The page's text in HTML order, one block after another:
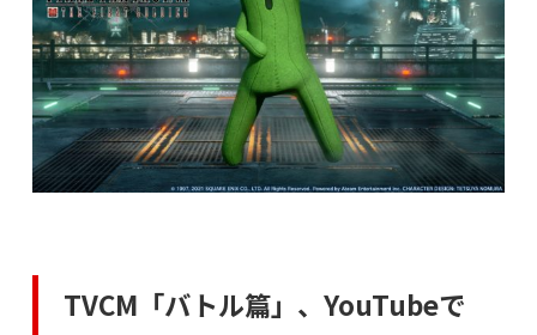
TVCM「バトル篇」、YouTubeで